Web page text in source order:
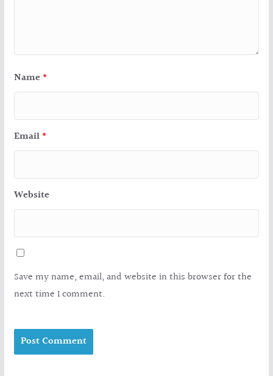
Name *
Email *
Website
Save my name, email, and website in this browser for the
next time I comment.